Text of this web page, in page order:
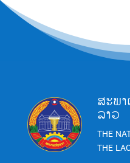
ສະພ
ລາວ
THE
THE